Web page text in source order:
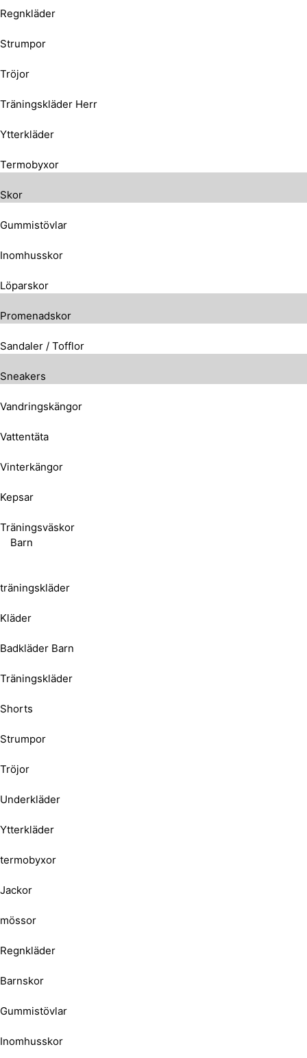
Regnkläder
Strumpor
Tröjor
Träningskläder Herr
Ytterkläder
Termobyxor
Skor
Gummistövlar
Inomhusskor
Löparskor
Promenadskor
Sandaler / Tofflor
Sneakers
Vandringskängor
Vattentäta
Vinterkängor
Kepsar
Träningsväskor
Barn
träningskläder
Kläder
Badkläder Barn
Träningskläder
Shorts
Strumpor
Tröjor
Underkläder
Ytterkläder
termobyxor
Jackor
mössor
Regnkläder
Barnskor
Gummistövlar
Inomhusskor